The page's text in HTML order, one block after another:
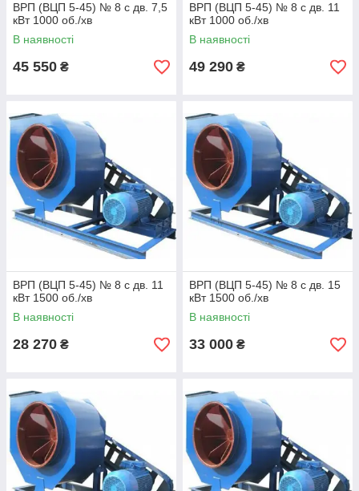
ВРП (ВЦП 5-45) № 8 с дв. 7,5
кВт 1000 об./хв
В наявності
45 550 ₴
ВРП (ВЦП 5-45) № 8 с дв. 11
кВт 1000 об./хв
В наявності
49 290 ₴
ВРП (ВЦП 5-45) № 8 с дв. 11
кВт 1500 об./хв
В наявності
28 270 ₴
ВРП (ВЦП 5-45) № 8 с дв. 15
кВт 1500 об./хв
В наявності
33 000 ₴